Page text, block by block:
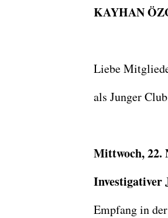
KAYHAN
Liebe
als Junger
Mittwoch, 22.
Investigativer
Empfang in